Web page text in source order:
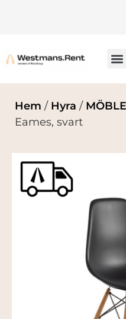
Hem / Hyra /
Eames, svart